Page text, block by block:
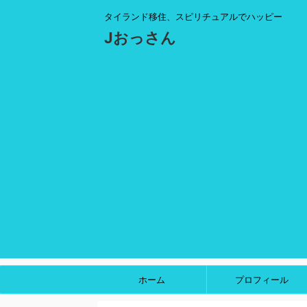
タイランド移住、スピリチュアルでハッピー
Jおっさん
ホーム プロフィール